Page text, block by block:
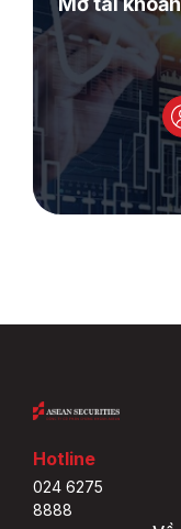
Hotline
024 6275
8888